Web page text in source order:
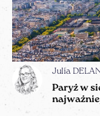
Julia
Paryż w